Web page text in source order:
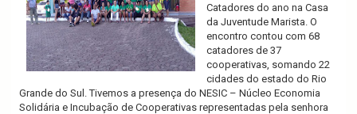
Catadores do ano na Casa
da Juventude Marista. O
encontro contou com 68
catadores de 37
cooperativas, somando 22
cidades do estado do Rio
Grande do Sul. Tivemos a presença do NESIC – Núcleo Economia
Solidária e Incubação de Cooperativas representadas pela senhora